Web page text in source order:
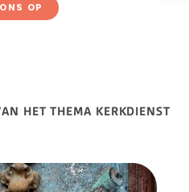
OP
HET THEMA KERKDIENST